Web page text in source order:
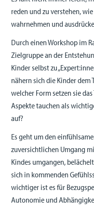
reden und zu verstehen,
wahrnehmen und
Durch einen Workshop im
Zielgruppe an der
Kinder selbst zu
nähern sich die Kinder dem
welcher Form setzen sie
Aspekte tauchen als
auf?
Es geht um den
zuversichtlichen Umgang
Kindes umgangen,
sich in kommenden
wichtiger ist es für
Autonomie und